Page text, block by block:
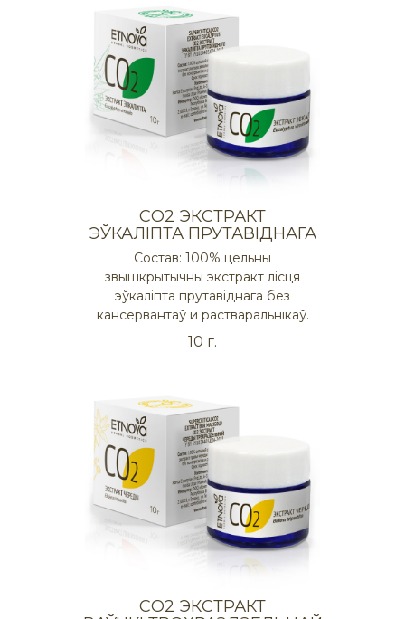
СO2 ЭКСТРАКТ
ЭЎКАЛІПТА ПРУТАВІДНАГА
Состав: 100% цельны
звышкрытычны экстракт лісця
эўкаліпта прутавіднага без
кансервантаў и растваральнікаў.
10 г.
СO2 ЭКСТРАКТ